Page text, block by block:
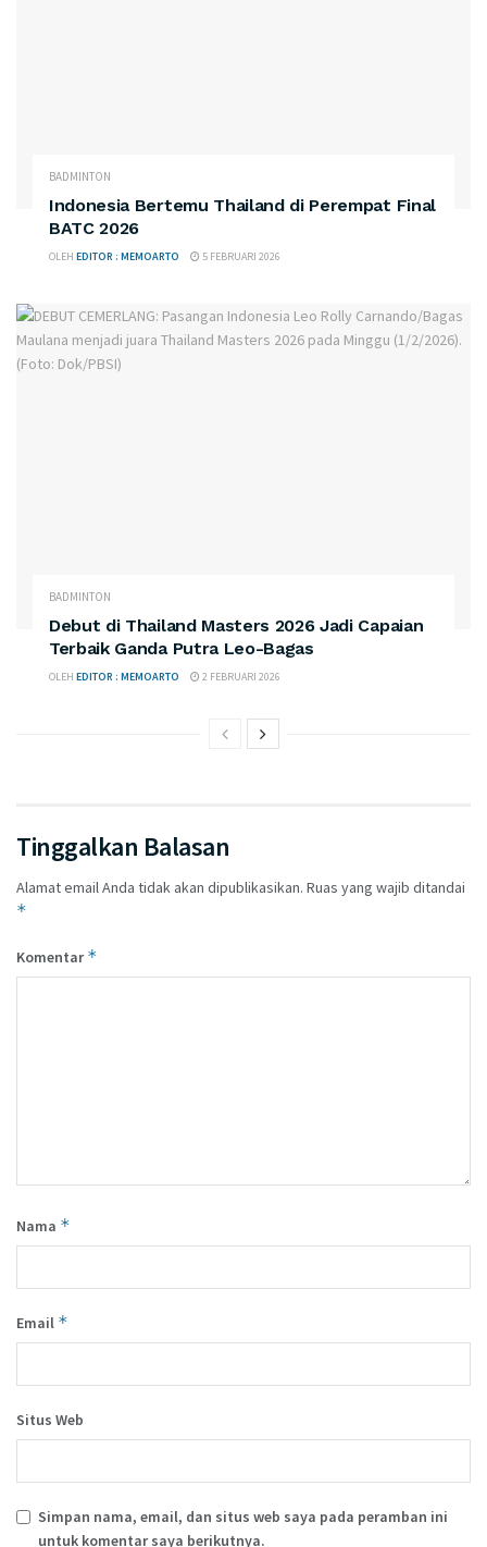
BADMINTON
Indonesia Bertemu Thailand di Perempat Final
BATC 2026
OLEH EDITOR : MEMOARTO 5 FEBRUARI 2026
BADMINTON
Debut di Thailand Masters 2026 Jadi Capaian
Terbaik Ganda Putra Leo-Bagas
OLEH EDITOR : MEMOARTO 2 FEBRUARI 2026
Tinggalkan Balasan
Alamat email Anda tidak akan dipublikasikan. Ruas yang wajib ditandai
*
Komentar*
Nama *
Email *
Situs Web
Simpan nama, email, dan situs web saya pada peramban ini
untuk komentar saya berikutnya.